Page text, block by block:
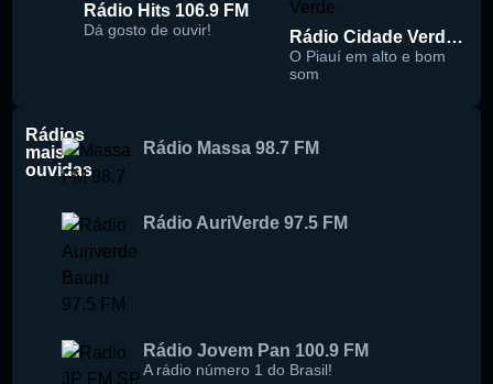
Rádio Hits 106.9 FM
Dá gosto de ouvir! Rádio Cidade Verde 93.5 FM
O Piauí em alto e bom
som
Rádios
mais
ouvidas
Rádio Massa 98.7 FM
Rádio AuriVerde 97.5 FM
Rádio Jovem Pan 100.9 FM
A rádio número 1 do Brasil!